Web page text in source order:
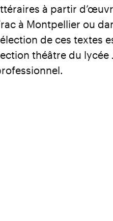
à partir
à Montpellier ou
de ces textes
théâtre du lycée